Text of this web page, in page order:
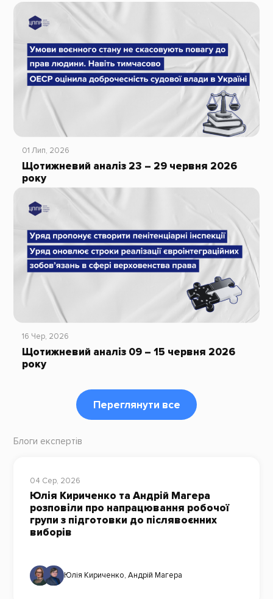
01 Лип, 2026
Щотижневий аналіз 23 – 29 червня 2026
року
16 Чер, 2026
Щотижневий аналіз 09 – 15 червня 2026
року
Переглянути все
Блоги експертів
04 Сер, 2026
Юлія Кириченко та Андрій Магера
розповіли про напрацювання робочої
групи з підготовки до післявоєнних
виборів
Юлія Кириченко, Андрій Магера